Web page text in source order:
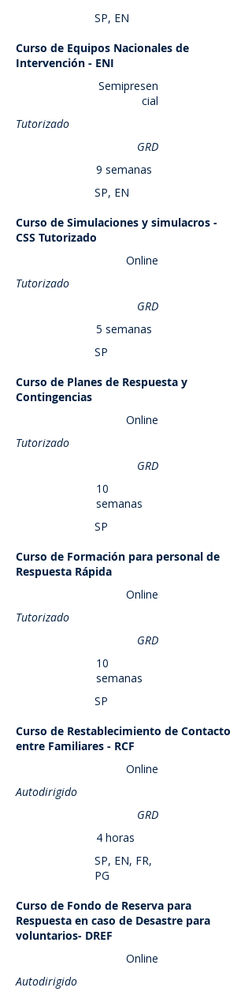
SP, EN
Saber más
Curso de Equipos Nacionales de
Intervención - ENI
Semipresen
cial
Tutorizado
GRD
9 semanas
SP, EN
Saber más
Curso de Simulaciones y simulacros -
CSS Tutorizado
Online
Tutorizado
GRD
5 semanas
SP
Saber más
Curso de Planes de Respuesta y
Contingencias
Online
Tutorizado
GRD
10
semanas
SP
Saber más
Curso de Formación para personal de
Respuesta Rápida
Online
Tutorizado
GRD
10
semanas
SP
Saber más
Curso de Restablecimiento de Contacto
entre Familiares - RCF
Online
Autodirigido
GRD
4 horas
SP, EN, FR,
PG
Saber más
Curso de Fondo de Reserva para
Respuesta en caso de Desastre para
voluntarios- DREF
Online
Autodirigido